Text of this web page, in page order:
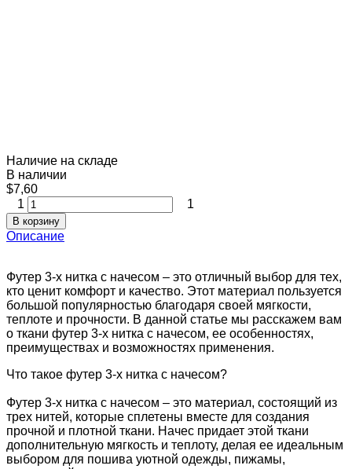
Наличие на складе
В наличии
$7,60
1
1
В корзину
Описание
Футер 3-х нитка с начесом – это отличный выбор для тех,
кто ценит комфорт и качество. Этот материал пользуется
большой популярностью благодаря своей мягкости,
теплоте и прочности. В данной статье мы расскажем вам
о ткани футер 3-х нитка с начесом, ее особенностях,
преимуществах и возможностях применения.
Что такое футер 3-х нитка с начесом?
Футер 3-х нитка с начесом – это материал, состоящий из
трех нитей, которые сплетены вместе для создания
прочной и плотной ткани. Начес придает этой ткани
дополнительную мягкость и теплоту, делая ее идеальным
выбором для пошива уютной одежды, пижамы,